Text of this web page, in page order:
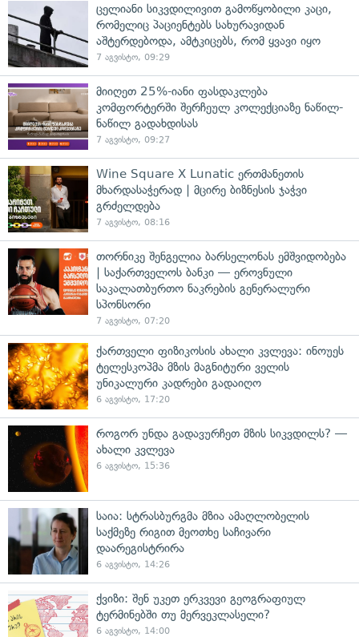
ცელიანი სიკვდილივით გამოწყობილი კაცი,
რომელიც პაციენტებს სახურავიდან
აშტერდებოდა, ამტკიცებს, რომ ყვავი იყო
7 აგვისტო, 09:29
მიიღეთ 25%-იანი ფასდაკლება
კომფორტერში შერჩეულ კოლექციაზე ნაწილ-
ნაწილ გადახდისას
7 აგვისტო, 09:27
Wine Square X Lunatic ერთმანეთის
მხარდასაჭერად | მცირე ბიზნესის ჯაჭვი
გრძელდება
7 აგვისტო, 08:16
თორნიკე შენგელია ბარსელონას ემშვიდობება
| საქართველოს ბანკი — ეროვნული
საკალათბურთო ნაკრების გენერალური
სპონსორი
7 აგვისტო, 07:20
ქართველი ფიზიკოსის ახალი კვლევა: ინოუეს
ტელესკოპმა მზის მაგნიტური ველის
უნიკალური კადრები გადაიღო
6 აგვისტო, 17:20
როგორ უნდა გადავურჩეთ მზის სიკვდილს? —
ახალი კვლევა
6 აგვისტო, 15:36
საია: სტრასბურგმა მზია ამაღლობელის
საქმეზე რიგით მეოთხე საჩივარი
დაარეგისტრირა
6 აგვისტო, 14:26
ქვიზი: შენ უკეთ ერკვევი გეოგრაფიულ
ტერმინებში თუ მერვეკლასელი?
6 აგვისტო, 14:00